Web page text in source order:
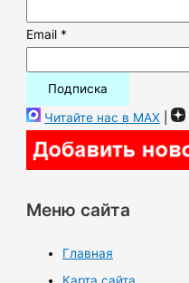
Email *
Читайте нас в MAX |
Меню сайта
Главная